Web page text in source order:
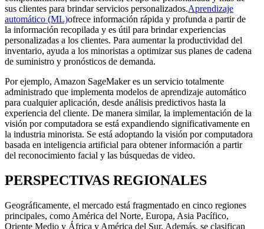
sus clientes para brindar servicios personalizados.Aprendizaje
automático (ML)ofrece información rápida y profunda a partir de
la información recopilada y es útil para brindar experiencias
personalizadas a los clientes. Para aumentar la productividad del
inventario, ayuda a los minoristas a optimizar sus planes de cadena
de suministro y pronósticos de demanda.
Por ejemplo, Amazon SageMaker es un servicio totalmente
administrado que implementa modelos de aprendizaje automático
para cualquier aplicación, desde análisis predictivos hasta la
experiencia del cliente. De manera similar, la implementación de la
visión por computadora se está expandiendo significativamente en
la industria minorista. Se está adoptando la visión por computadora
basada en inteligencia artificial para obtener información a partir
del reconocimiento facial y las búsquedas de video.
PERSPECTIVAS REGIONALES
Geográficamente, el mercado está fragmentado en cinco regiones
principales, como América del Norte, Europa, Asia Pacífico,
Oriente Medio y África y América del Sur. Además, se clasifican